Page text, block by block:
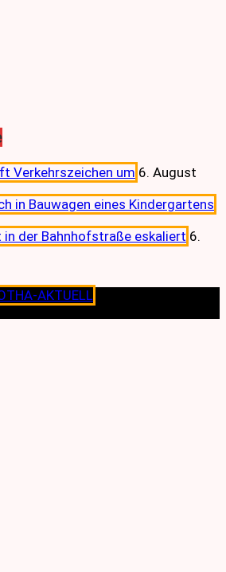
Verkehrszeichen um 6. August
in Bauwagen eines Kindergartens
in der Bahnhofstraße eskaliert 6.
AKTUELL